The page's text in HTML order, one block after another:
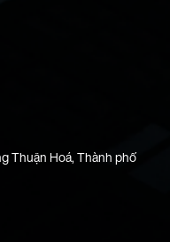
Thuận Hoá, Thành phố